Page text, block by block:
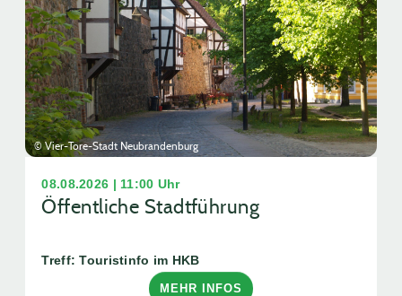
© Vier-Tore-Stadt Neubrandenburg
08.08.2026 | 11:00 Uhr
Öffentliche Stadtführung
Treff: Touristinfo im HKB
MEHR INFOS